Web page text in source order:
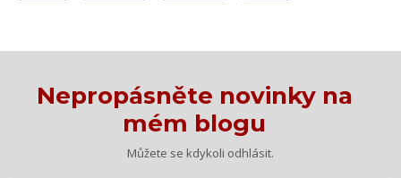
Nepropásněte novinky na
mém blogu
Můžete se kdykoli odhlásit.